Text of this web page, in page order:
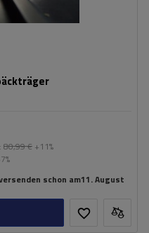
80,99 € +11%
schon am11. August